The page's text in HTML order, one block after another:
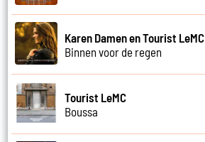
Karen Damen en Tourist LeMC
Binnen voor de regen
Tourist LeMC
Boussa